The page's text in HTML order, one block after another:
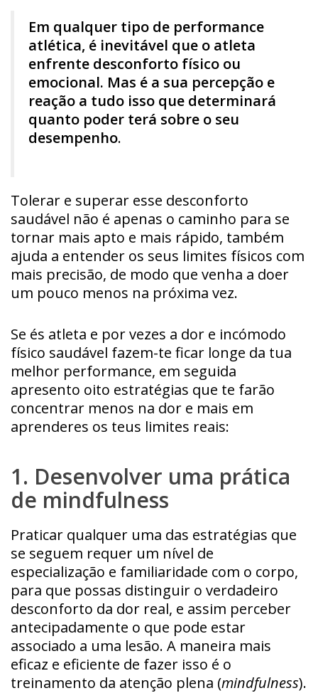
Em qualquer tipo de performance
atlética, é inevitável que o atleta
enfrente desconforto físico ou
emocional. Mas é a sua percepção e
reação a tudo isso que determinará
quanto poder terá sobre o seu
desempenho.
Tolerar e superar esse desconforto
saudável não é apenas o caminho para se
tornar mais apto e mais rápido, também
ajuda a entender os seus limites físicos com
mais precisão, de modo que venha a doer
um pouco menos na próxima vez.
Se és atleta e por vezes a dor e incómodo
físico saudável fazem-te ficar longe da tua
melhor performance, em seguida
apresento oito estratégias que te farão
concentrar menos na dor e mais em
aprenderes os teus limites reais:
1. Desenvolver uma prática
de mindfulness
Praticar qualquer uma das estratégias que
se seguem requer um nível de
especialização e familiaridade com o corpo,
para que possas distinguir o verdadeiro
desconforto da dor real, e assim perceber
antecipadamente o que pode estar
associado a uma lesão. A maneira mais
eficaz e eficiente de fazer isso é o
treinamento da atenção plena (mindfulness).